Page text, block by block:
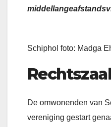
Schiphol foto: Madga
De omwonenden van
vereniging gestart